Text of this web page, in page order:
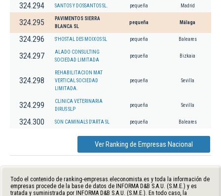
324.294 SANTOS Y DOSSANTOS SL. pequeña Madrid
324.295
PAVIMENTOS SIERRA
BLANCA SL
pequeña Málaga
324.296 S'HOSTAL DES MOIXOS SL pequeña Baleares
324.297
ALADO CONSULTING
SOCIEDAD LIMITADA
pequeña Bizkaia
324.298
REHABILITACION MAT
VERTICAL SOCIEDAD
LIMITADA.
pequeña Sevilla
324.299
CLINICA VETERINARIA
DIRUS SLP
pequeña Sevilla
324.300 SON CAMINALS D'ARTA SL pequeña Baleares
Ver Ranking de Empresas Nacional
Todo el contenido de ranking-empresas.eleconomista.es y toda la información de
empresas procede de la base de datos de INFORMA D&B S.A.U. (S.M.E.) y es
tratada y suministrada por INFORMA D&B S.A.U. (S.M.E.). En todo caso, la